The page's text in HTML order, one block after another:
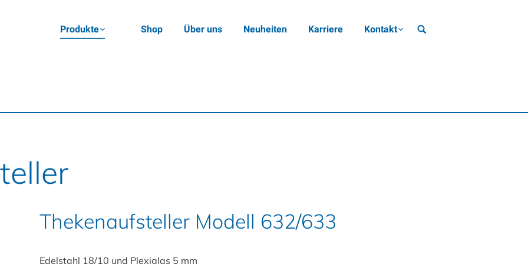
Produkte Shop Über uns Neuheiten Karriere Kontakt
Thekenaufsteller Modell 632/633
Edelstahl 18/10 und Plexiglas 5 mm